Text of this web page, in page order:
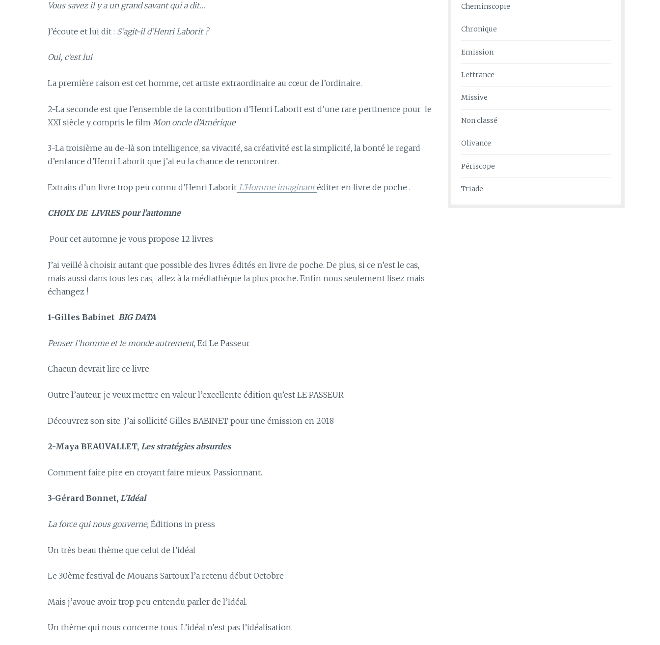
Vous savez il y a un grand savant qui a dit…
J’écoute et lui dit : S’agit-il d’Henri Laborit ?
Oui, c’est lui
La première raison est cet homme, cet artiste extraordinaire au cœur de l’ordinaire.
2-La seconde est que l’ensemble de la contribution d’Henri Laborit est d’une rare pertinence pour le
XXI siècle y compris le film Mon oncle d’Amérique
3-La troisième au de-là son intelligence, sa vivacité, sa créativité est la simplicité, la bonté le regard
d’enfance d’Henri Laborit que j’ai eu la chance de rencontrer.
Extraits d’un livre trop peu connu d’Henri Laborit L’Homme imaginant éditer en livre de poche .
CHOIX DE LIVRES pour l’automne
Pour cet automne je vous propose 12 livres
J’ai veillé à choisir autant que possible des livres édités en livre de poche. De plus, si ce n’est le cas,
mais aussi dans tous les cas, allez à la médiathèque la plus proche. Enfin nous seulement lisez mais
échangez !
1-Gilles Babinet BIG DATA
Penser l’homme et le monde autrement, Ed Le Passeur
Chacun devrait lire ce livre
Outre l’auteur, je veux mettre en valeur l’excellente édition qu’est LE PASSEUR
Découvrez son site. J’ai sollicité Gilles BABINET pour une émission en 2018
2-Maya BEAUVALLET, Les stratégies absurdes
Comment faire pire en croyant faire mieux. Passionnant.
3-Gérard Bonnet, L’Idéal
La force qui nous gouverne, Éditions in press
Un très beau thème que celui de l’idéal
Le 30ème festival de Mouans Sartoux l’a retenu début Octobre
Mais j’avoue avoir trop peu entendu parler de l’Idéal.
Un thème qui nous concerne tous. L’idéal n’est pas l’idéalisation.
Cheminscopie
Chronique
Emission
Lettrance
Missive
Non classé
Olivance
Périscope
Triade